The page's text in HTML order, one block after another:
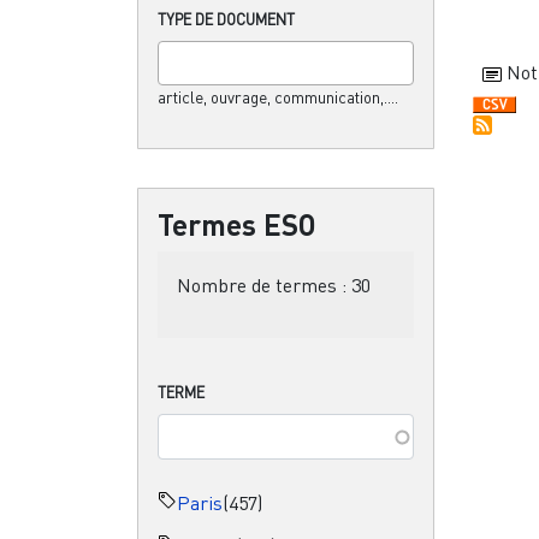
TYPE DE DOCUMENT
article, ouvrage, communication,....
Termes ESO
Nombre de termes : 30
TERME
Paris(457)